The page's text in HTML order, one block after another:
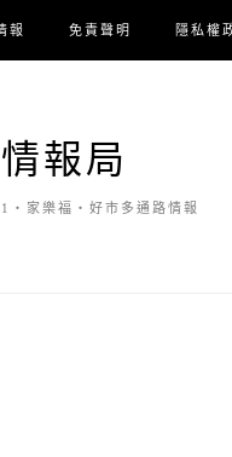
報 免責聲明 隱私權
報局
・家樂福・好市多通路情報